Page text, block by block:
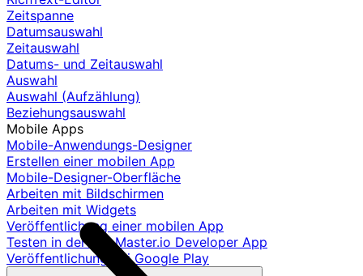
Zeitspanne
Datumsauswahl
Zeitauswahl
Datums- und Zeitauswahl
Auswahl
Auswahl (Aufzählung)
Beziehungsauswahl
Mobile Apps
Mobile-Anwendungs-Designer
Erstellen einer mobilen App
Mobile-Designer-Oberfläche
Arbeiten mit Bildschirmen
Arbeiten mit Widgets
Veröffentlichung einer mobilen App
Testen in der AppMaster.io Developer App
Veröffentlichung bei Google Play